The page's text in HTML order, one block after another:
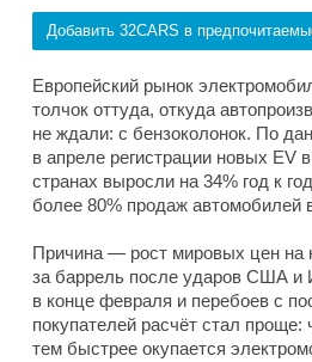
Добавить 32CARS в
Европейский рынок
толчок оттуда, откуда
не ждали: с бензоколонок. По
в апреле регистрации новых EV
странах выросли на 34% год к
более 80% продаж
Причина — рост мировых цен
за баррель после ударов США и
в конце февраля и перебоев с
покупателей расчёт стал проще:
тем быстрее окупается